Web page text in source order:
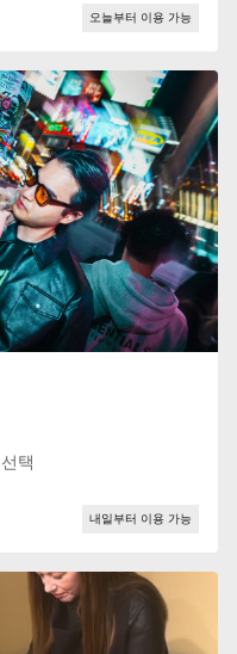
오늘부터 이용 가능
택
내일부터 이용 가능